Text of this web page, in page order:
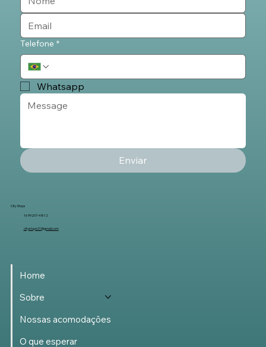
Telefone *
Whatsapp
Enviar
Home
Sobre
Nossas acomodações
O que esperar
City Stays
16 99207-4812
citystays01@gmail.com